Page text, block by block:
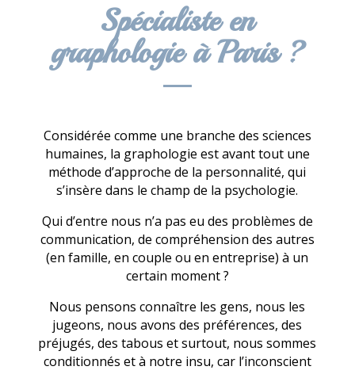
Spécialiste en
graphologie à Paris ?
Considérée comme une branche des sciences
humaines, la graphologie est avant tout une
méthode d’approche de la personnalité, qui
s’insère dans le champ de la psychologie.
Qui d’entre nous n’a pas eu des problèmes de
communication, de compréhension des autres
(en famille, en couple ou en entreprise) à un
certain moment ?
Nous pensons connaître les gens, nous les
jugeons, nous avons des préférences, des
préjugés, des tabous et surtout, nous sommes
conditionnés et à notre insu, car l’inconscient